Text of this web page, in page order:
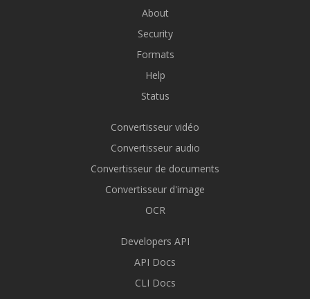
About
Security
Formats
Help
Status
Convertisseur vidéo
Convertisseur audio
Convertisseur de documents
Convertisseur d'image
OCR
Developers API
API Docs
CLI Docs